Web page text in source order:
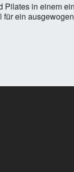
in einem
ein